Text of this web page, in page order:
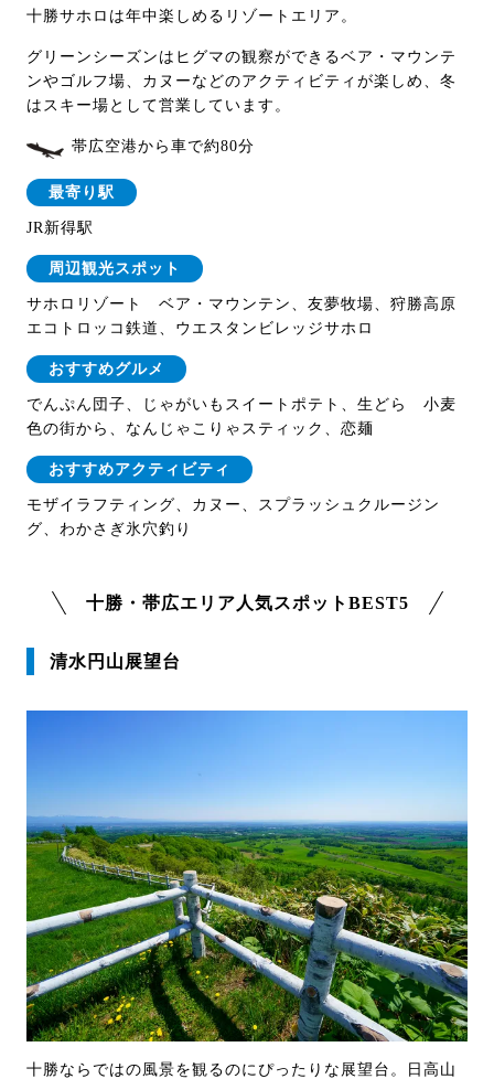
十勝サホロは年中楽しめるリゾートエリア。
グリーンシーズンはヒグマの観察ができるベア・マウンテ
ンやゴルフ場、カヌーなどのアクティビティが楽しめ、冬
はスキー場として営業しています。
帯広空港から車で約80分
最寄り駅
JR新得駅
周辺観光スポット
サホロリゾート ベア・マウンテン、友夢牧場、狩勝高原
エコトロッコ鉄道、ウエスタンビレッジサホロ
おすすめグルメ
でんぷん団子、じゃがいもスイートポテト、生どら 小麦
色の街から、なんじゃこりゃスティック、恋麺
おすすめアクティビティ
モザイラフティング、カヌー、スプラッシュクルージン
グ、わかさぎ氷穴釣り
十勝・帯広エリア人気スポットBEST5
清水円山展望台
十勝ならではの風景を観るのにぴったりな展望台。日高山